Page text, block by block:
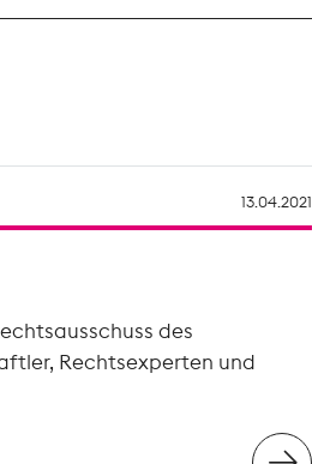
13.04.2021
des
Rechtsexperten und